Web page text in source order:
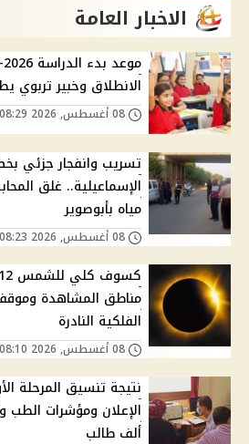
الاخبار العامة
الانطلاق وخبير تربوي
تسريب وانفجار جزئي
مياه بأبوصوير
مناطق المشاهدة
الفلكية النادرة
ألف طالب